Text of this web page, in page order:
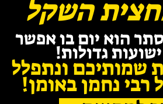
השקל
יום בו אפשר
גדולות!
ונתפלל
נחמן באומן!